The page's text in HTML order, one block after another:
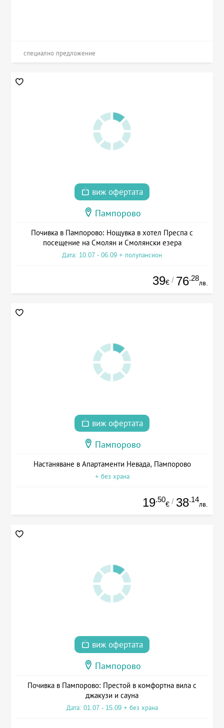
специално предложение
виж офертата
Пампорово
Почивка в Пампорово: Нощувка в хотел Преспа с
посещение на Смолян и Смолянски езера
Дата: 10.07 - 06.09 + полупансион
39€ / 76.28
лв.
виж офертата
Пампорово
Настаняване в Апартаменти Невада, Пампорово
+ без храна
19.50
€ / 38.14
лв.
виж офертата
Пампорово
Почивка в Пампорово: Престой в комфортна вила с
джакузи и сауна
Дата: 01.07 - 15.09 + без храна